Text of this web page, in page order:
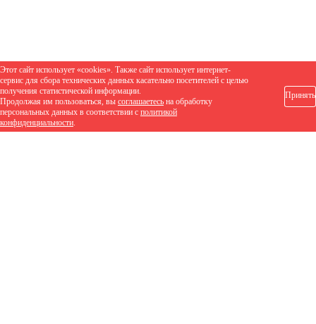
Этот сайт использует «cookies». Также сайт использует интернет-
сервис для сбора технических данных касательно посетителей с целью
получения статистической информации.
Продолжая им пользоваться, вы соглашаетесь на обработку
персональных данных в соответствии с политикой
конфиденциальности.
Принять